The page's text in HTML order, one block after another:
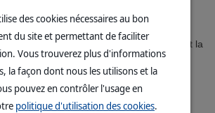
(pauvre en glucides / riche en
pointue d’ingrédients santé,
devient votre geste santé quotidien pour
chien. Pourquoi attendre ? En changeant la
votre chien, vous pouvez
en bonne santé.
LA PEAU ET DU PELAGE
des cookies nécessaires au bon
du site et permettant de faciliter
Vous trouverez plus d'informations
la façon dont nous les utilisons et la
pouvez en contrôler l'usage en
politique d'utilisation des cookies.